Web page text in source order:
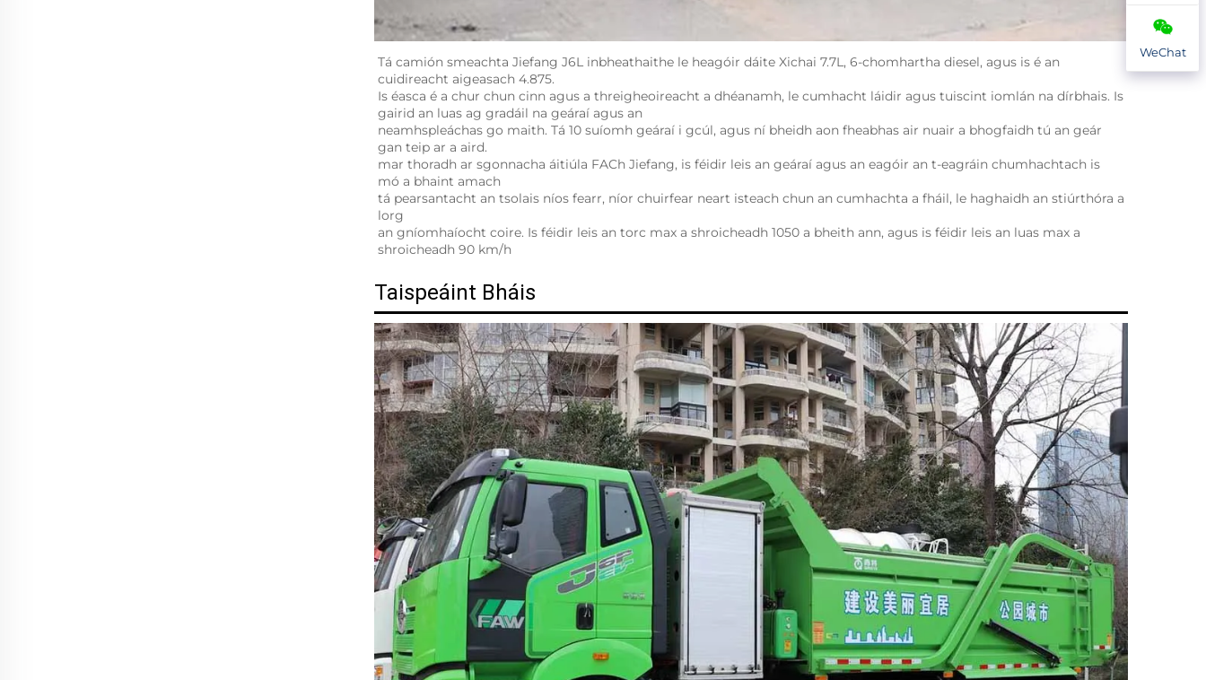
Tá camión smeachta Jiefang J6L inbheathaithe le heagóir dáite Xichai 7.7L, 6-chomhartha diesel, agus is é an
cuidireacht aigeasach 4.875.
Is éasca é a chur chun cinn agus a threigheoireacht a dhéanamh, le cumhacht láidir agus tuiscint iomlán na dírbhais. Is
gairid an luas ag gradáil na geáraí agus an
neamhspleáchas go maith. Tá 10 suíomh geáraí i gcúl, agus ní bheidh aon fheabhas air nuair a bhogfaidh tú an geár
gan teip ar a aird.
mar thoradh ar sgonnacha áitiúla FACh Jiefang, is féidir leis an geáraí agus an eagóir an t-eagráin chumhachtach is
mó a bhaint amach
tá pearsantacht an tsolais níos fearr, níor chuirfear neart isteach chun an cumhachta a fháil, le haghaidh an stiúrthóra a
lorg
an gníomhaíocht coire. Is féidir leis an torc max a shroicheadh 1050 a bheith ann, agus is féidir leis an luas max a
shroicheadh 90 km/h
Taispeáint Bháis
WeChat